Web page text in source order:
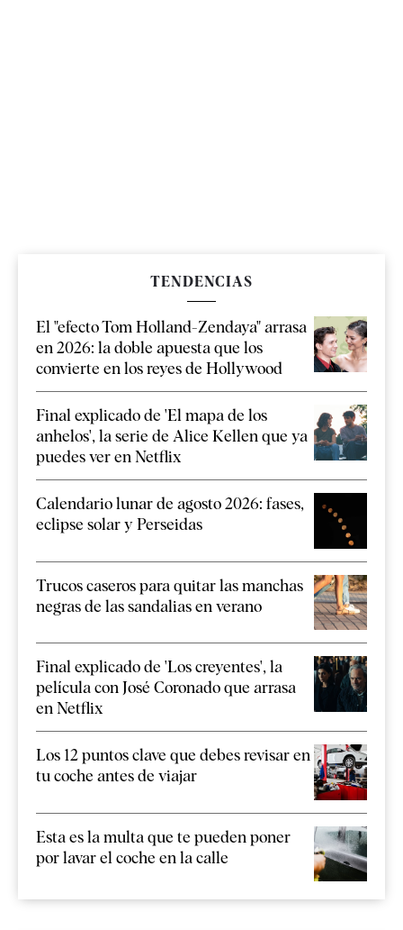
TENDENCIAS
El "efecto Tom Holland-Zendaya" arrasa
en 2026: la doble apuesta que los
convierte en los reyes de Hollywood
Final explicado de 'El mapa de los
anhelos', la serie de Alice Kellen que ya
puedes ver en Netflix
Calendario lunar de agosto 2026: fases,
eclipse solar y Perseidas
Trucos caseros para quitar las manchas
negras de las sandalias en verano
Final explicado de 'Los creyentes', la
película con José Coronado que arrasa
en Netflix
Los 12 puntos clave que debes revisar en
tu coche antes de viajar
Esta es la multa que te pueden poner
por lavar el coche en la calle